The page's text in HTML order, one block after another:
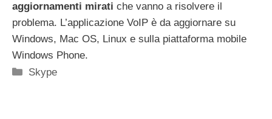
aggiornamenti mirati che vanno a risolvere il
problema. L’applicazione VoIP è da aggiornare su
Windows, Mac OS, Linux e sulla piattaforma mobile
Windows Phone.
Categorie
Skype